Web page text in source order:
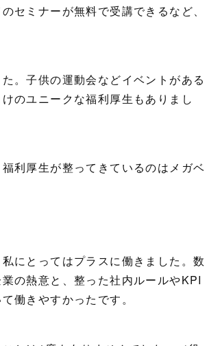
セミナーが無料で受講できるなど、
。子供の運動会などイベントがある
のユニークな福利厚生もありまし
利厚生が整ってきているのはメガベ
にとってはプラスに働きました。数
の熱意と、整った社内ルールやKPI
働きやすかったです。